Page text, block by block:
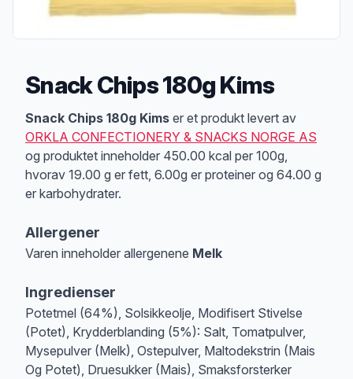
Snack Chips 180g Kims
Produktbeskrivelse
Snack Chips 180g Kims er et produkt levert av
ORKLA CONFECTIONERY & SNACKS NORGE AS
og produktet inneholder 450.00 kcal per 100g,
hvorav 19.00 g er fett, 6.00g er proteiner og 64.00 g
er karbohydrater.
Allergener
Varen inneholder allergenene Melk
Ingredienser
Potetmel (64%), Solsikkeolje, Modifisert Stivelse
(Potet), Krydderblanding (5%): Salt, Tomatpulver,
Mysepulver (Melk), Ostepulver, Maltodekstrin (Mais
Og Potet), Druesukker (Mais), Smaksforsterker